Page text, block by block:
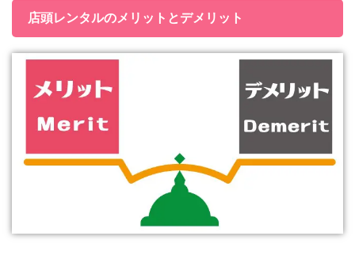
店頭レンタルのメリットとデメリット